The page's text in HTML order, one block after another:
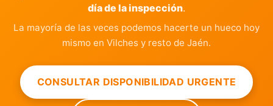
día de la inspección.
La mayoría de las veces podemos hacerte un hueco hoy
mismo en Vilches y resto de Jaén.
CONSULTAR DISPONIBILIDAD URGENTE